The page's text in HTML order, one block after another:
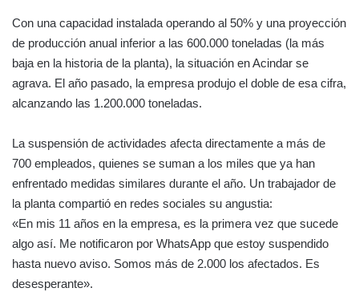
Con una capacidad instalada operando al 50% y una proyección
de producción anual inferior a las 600.000 toneladas (la más
baja en la historia de la planta), la situación en Acindar se
agrava. El año pasado, la empresa produjo el doble de esa cifra,
alcanzando las 1.200.000 toneladas.
La suspensión de actividades afecta directamente a más de
700 empleados, quienes se suman a los miles que ya han
enfrentado medidas similares durante el año. Un trabajador de
la planta compartió en redes sociales su angustia:
«En mis 11 años en la empresa, es la primera vez que sucede
algo así. Me notificaron por WhatsApp que estoy suspendido
hasta nuevo aviso. Somos más de 2.000 los afectados. Es
desesperante».